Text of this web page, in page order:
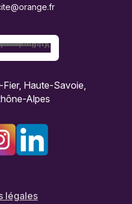
Fier, Haute-Savoie,
Alpes
légales